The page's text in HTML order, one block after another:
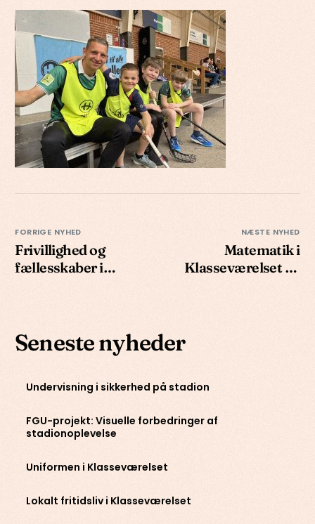
FORRIGE NYHED
Frivillighed og
fællesskaber i
NÆSTE NYHED
Matematik i
Klasseværelset på
Seneste nyheder
Undervisning i sikkerhed på stadion
FGU-projekt: Visuelle forbedringer af
stadionoplevelse
Uniformen i Klasseværelset
Lokalt fritidsliv i Klasseværelset